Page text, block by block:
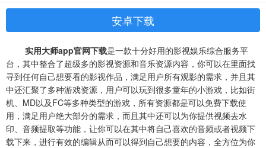
安卓下载
实用大师app官网下载是一款十分好用的影视娱乐综合服务平
台，其中整合了超级多的影视资源和音乐资源内容，你可以在里面找
寻到任何自己想要看的影视作品，满足用户所有观影的需求，并且其
中还汇聚了多种游戏资源，用户可以玩到很多童年的小游戏，比如街
机、MD以及FC等多种类型的游戏，所有资源都是可以免费下载使
用，满足用户绝大部分的需求，而且其中还可以为你提供视频去水
印、音频提取等功能，让你可以在其中将自己喜欢的音频或者视频下
载下来，进行有效的编辑从而可以得到自己想要的内容，全方位为你